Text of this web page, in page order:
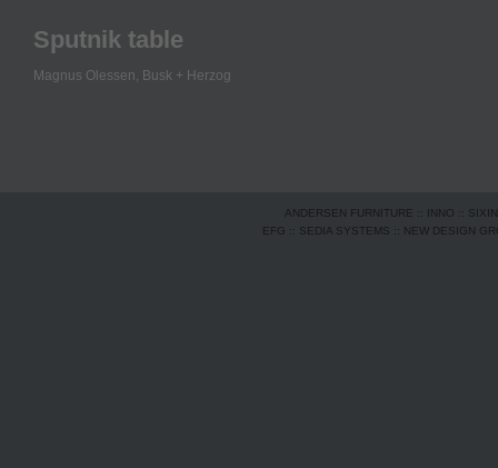
Sputnik table
Magnus Olessen, Busk + Herzog
ANDERSEN FURNITURE :: INNO ::
EFG :: SEDIA SYSTEMS :: NEW DESIGN